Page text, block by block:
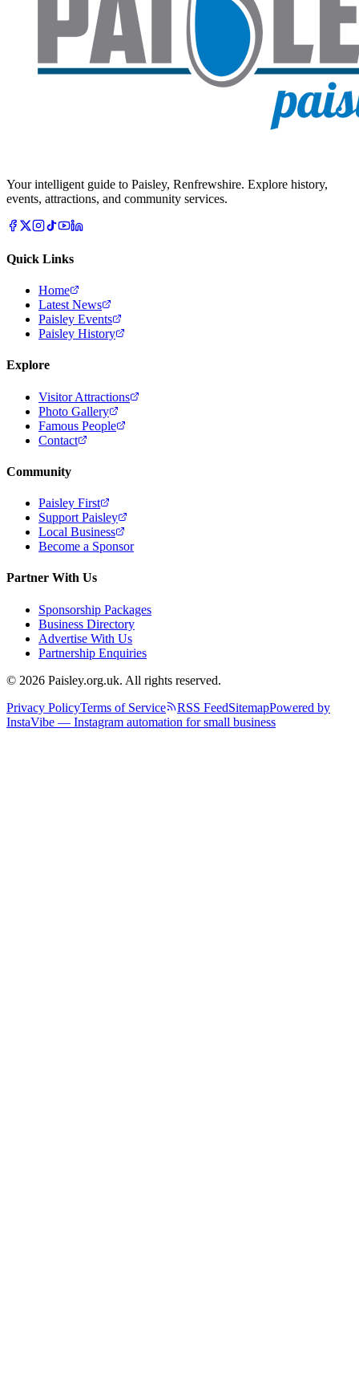
Your intelligent guide to Paisley, Renfrewshire. Explore history,
events, attractions, and community services.
Quick Links
Home
Latest News
Paisley Events
Paisley History
Explore
Visitor Attractions
Photo Gallery
Famous People
Contact
Community
Paisley First
Support Paisley
Local Business
Become a Sponsor
Partner With Us
Sponsorship Packages
Business Directory
Advertise With Us
Partnership Enquiries
© 2026 Paisley.org.uk. All rights reserved.
Privacy PolicyTerms of Service RSS FeedSitemapPowered by
InstaVibe — Instagram automation for small business